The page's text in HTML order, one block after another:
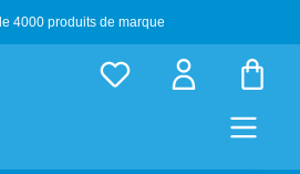
4000 produits de marque